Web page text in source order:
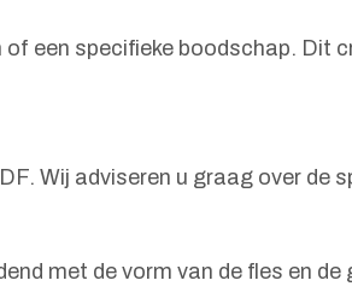
een specifieke boodschap. Dit
Wij adviseren u graag over de
met de vorm van de fles en